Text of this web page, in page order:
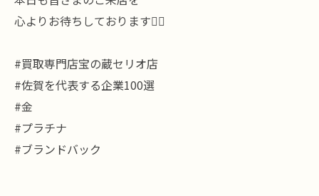
心よりお待ちしております🙇‍♂️
#買取専門店宝の蔵セリオ店
#佐賀を代表する企業100選
#金
#プラチナ
#ブランドバック